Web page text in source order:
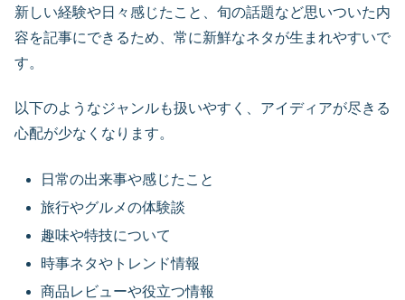
新しい経験や日々感じたこと、旬の話題など思いついた内
容を記事にできるため、常に新鮮なネタが生まれやすいで
す。
以下のようなジャンルも扱いやすく、アイディアが尽きる
心配が少なくなります。
日常の出来事や感じたこと
旅行やグルメの体験談
趣味や特技について
時事ネタやトレンド情報
商品レビューや役立つ情報